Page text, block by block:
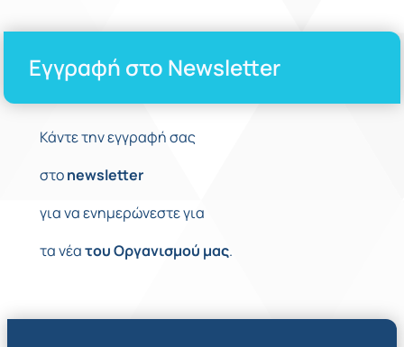
Εγγραφή στο Newsletter
Κάντε την εγγραφή σας
στοnewsletter
για να ενημερώνεστε για
τα νέατουΟργανισμού μας.